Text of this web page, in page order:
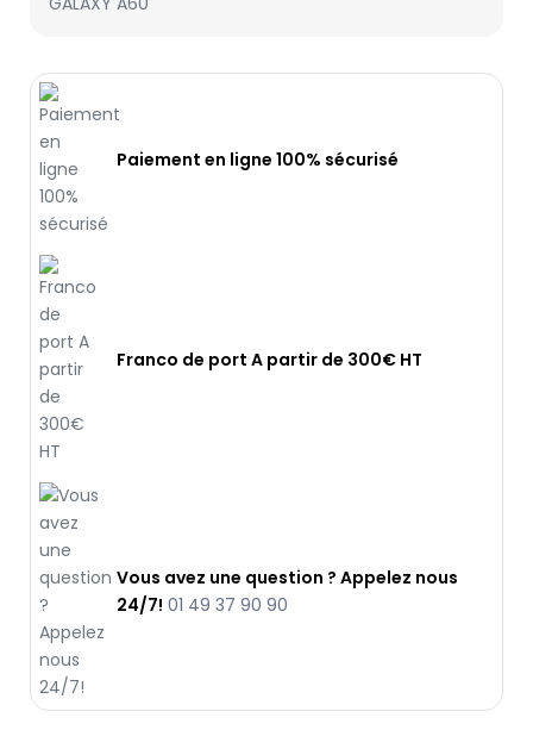
Paiement en ligne 100% sécurisé
Franco de port A partir de 300€ HT
Vous avez une question ? Appelez nous
24/7! 01 49 37 90 90